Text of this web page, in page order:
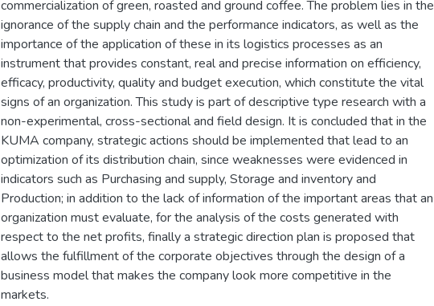
commercialization of green, roasted and ground coffee. The problem lies in the
ignorance of the supply chain and the performance indicators, as well as the
importance of the application of these in its logistics processes as an
instrument that provides constant, real and precise information on efficiency,
efficacy, productivity, quality and budget execution, which constitute the vital
signs of an organization. This study is part of descriptive type research with a
non-experimental, cross-sectional and field design. It is concluded that in the
KUMA company, strategic actions should be implemented that lead to an
optimization of its distribution chain, since weaknesses were evidenced in
indicators such as Purchasing and supply, Storage and inventory and
Production; in addition to the lack of information of the important areas that an
organization must evaluate, for the analysis of the costs generated with
respect to the net profits, finally a strategic direction plan is proposed that
allows the fulfillment of the corporate objectives through the design of a
business model that makes the company look more competitive in the
markets.